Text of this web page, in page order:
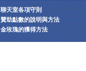
聊天室各項守則
贊助點數的說明與方法
金玫瑰的獲得方法